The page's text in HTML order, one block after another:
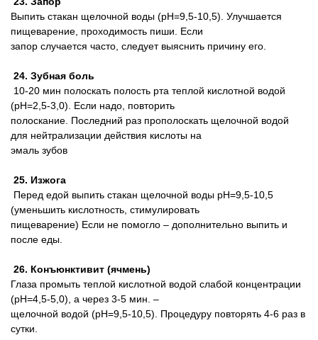
Выпить стакан щелочной воды (pH=9,5-10,5). Улучшается
пищеварение, проходимость пиши. Если
запор случается часто, следует выяснить причину его.
24. Зубная боль
10-20 мин полоскать полость рта теплой кислотной водой
(pH=2,5-3,0). Если надо, повторить
полоскание. Последний раз прополоскать щелочной водой
для нейтрализации действия кислоты на
эмаль зубов
25. Изжога
Перед едой выпить стакан щелочной воды pH=9,5-10,5
(уменьшить кислотность, стимулировать
пищеварение) Если не помогло – дополнительно выпить и
после еды.
26. Конъюнктивит (ячмень)
Глаза промыть теплой кислотной водой слабой концентрации
(pH=4,5-5,0), а через 3-5 мин. –
щелочной водой (pH=9,5-10,5). Процедуру повторять 4-6 раз в
сутки.